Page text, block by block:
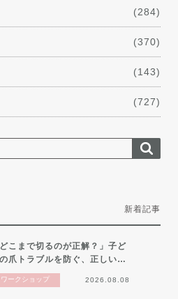
(284)
(370)
(143)
(727)
新着記事
どこまで切るのが正解？」子ど
爪トラブルを防ぐ、正しい…
ワークショップ 2026.08.08